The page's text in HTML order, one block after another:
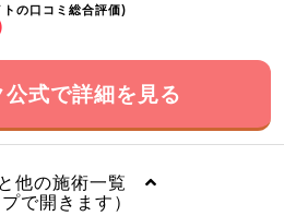
の口コミ総合評価)
式で詳細を見る
他の施術一覧
プで開きます）